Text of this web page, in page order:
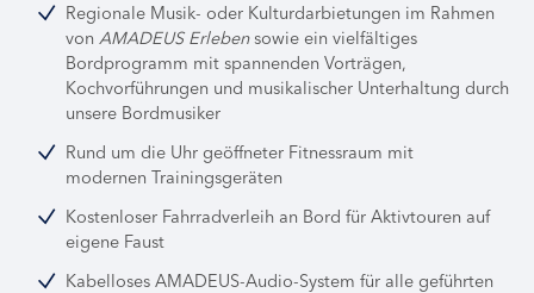
Regionale Musik- oder Kulturdarbietungen im Rahmen
von AMADEUS Erlebensowie ein vielfältiges
Bordprogramm mit spannenden Vorträgen,
Kochvorführungen und musikalischer Unterhaltung durch
unsere Bordmusiker
Rund um die Uhr geöffneter Fitnessraum mit
modernen Trainingsgeräten
Kostenloser Fahrradverleih an Bord für Aktivtouren auf
eigene Faust
Kabelloses AMADEUS-Audio-System für alle geführten